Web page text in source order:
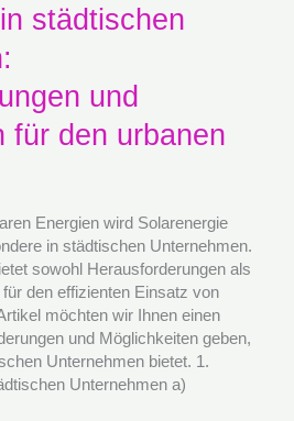
städtischen
und
für den urbanen
Energien wird Solarenergie
in städtischen Unternehmen.
sowohl Herausforderungen als
den effizienten Einsatz von
möchten wir Ihnen einen
und Möglichkeiten geben,
Unternehmen bietet. 1.
Unternehmen a)